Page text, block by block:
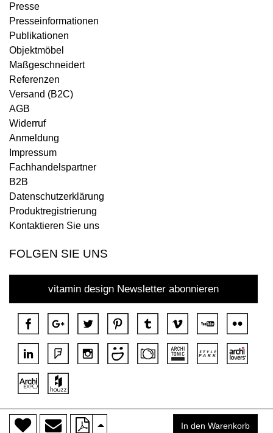
> In den Warenkorb
Presse
Presseinformationen
Publikationen
Objektmöbel
Maßgeschneidert
Referenzen
Versand (B2C)
AGB
Widerruf
Anmeldung
Impressum
Fachhandelspartner
B2B
Datenschutzerklärung
Produktregistrierung
Kontaktieren Sie uns
FOLGEN SIE UNS
vitamin design Newsletter abonnieren
Copyright © 2018 DONA Alle Rechte vorbehalten.